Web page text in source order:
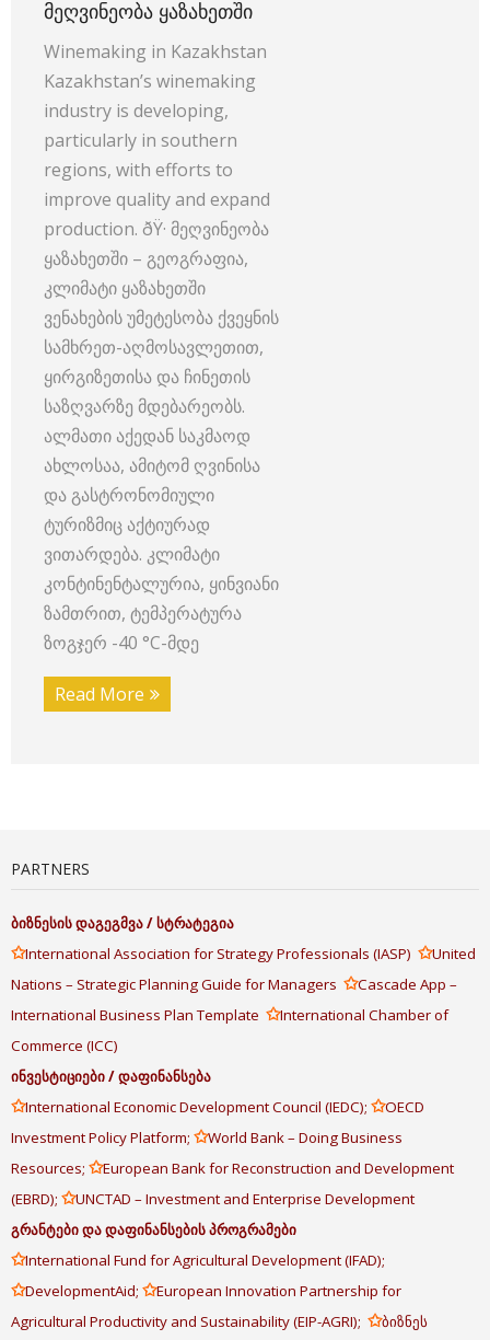
ᲛᲔᲦᲕᲘᲜᲔᲝᲑᲐ ᲧᲐᲖᲐᲮᲔᲗᲨᲘ
Winemaking in Kazakhstan
Kazakhstan’s winemaking
industry is developing,
particularly in southern
regions, with efforts to
improve quality and expand
production. ðŸ· მეღვინეობა
ყაზახეთში – გეოგრაფია,
კლიმატი ყაზახეთში
ვენახების უმეტესობა ქვეყნის
სამხრეთ-აღმოსავლეთით,
ყირგიზეთისა და ჩინეთის
საზღვარზე მდებარეობს.
ალმათი აქედან საკმაოდ
ახლოსაა, ამიტომ ღვინისა
და გასტრონომიული
ტურიზმიც აქტიურად
ვითარდება. კლიმატი
კონტინენტალურია, ყინვიანი
ზამთრით, ტემპერატურა
ზოგჯერ -40 °C-მდე
Read More
PARTNERS
ბიზნესისდაგეგმვა/სტრატეგია
✩International Association for Strategy Professionals (IASP) ✩United
Nations – Strategic Planning Guide for Managers ✩Cascade App –
International Business Plan Template ✩International Chamber of
Commerce (ICC)
ინვესტიციები/დაფინანსება
✩International Economic Development Council (IEDC); ✩OECD
Investment Policy Platform; ✩World Bank – Doing Business
Resources; ✩European Bank for Reconstruction and Development
(EBRD); ✩UNCTAD – Investment and Enterprise Development
გრანტებიდადაფინანსებისპროგრამები
✩International Fund for Agricultural Development (IFAD);
✩DevelopmentAid; ✩European Innovation Partnership for
Agricultural Productivity and Sustainability (EIP-AGRI); ✩ბიზნეს